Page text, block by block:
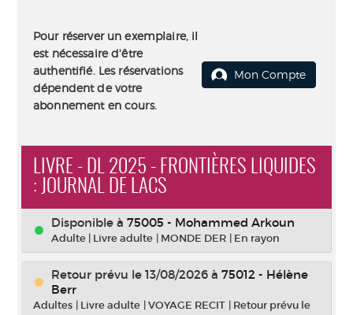
Pour réserver un exemplaire, il
est nécessaire d'être
authentifié. Les réservations
dépendent de votre
abonnement en cours.
Mon Compte
LIVRE - DL 2025 - FRONTIÈRES LIQUIDES
: JOURNAL DE LACS
Disponible à 75005 - Mohammed Arkoun
Adulte | Livre adulte | MONDE DER | En rayon
Retour prévu le 13/08/2026 à 75012 - Hélène
Berr
Adultes | Livre adulte |VOYAGE RECIT | Retour prévu le